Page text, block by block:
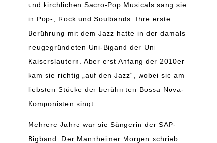
und kirchlichen Sacro-Pop Musicals sang sie
in Pop-, Rock und Soulbands. Ihre erste
Berührung mit dem Jazz hatte in der damals
neugegründeten Uni-Bigand der Uni
Kaiserslautern. Aber erst Anfang der 2010er
kam sie richtig „auf den Jazz“, wobei sie am
liebsten Stücke der berühmten Bossa Nova-
Komponisten singt.
Mehrere Jahre war sie Sängerin der SAP-
Bigband. Der Mannheimer Morgen schrieb: